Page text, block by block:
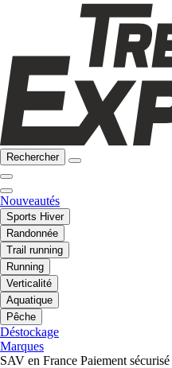
Rechercher
Nouveautés
Sports Hiver
Randonnée
Trail running
Running
Verticalité
Aquatique
Pêche
Déstockage
Marques
SAV en France Paiement sécurisé